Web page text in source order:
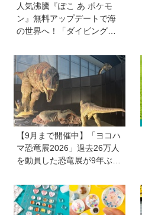
人気沸騰『ぽこ あ ポケモ
ン』無料アップデートで海
の世界へ！「ダイビング」
る追加コンテンツも登場
【9月まで開催中】「ヨコハ
マ恐竜展2026」過去26万人
を動員した恐竜展が9年ぶり
で楽しむポイントを完全ガ
イド